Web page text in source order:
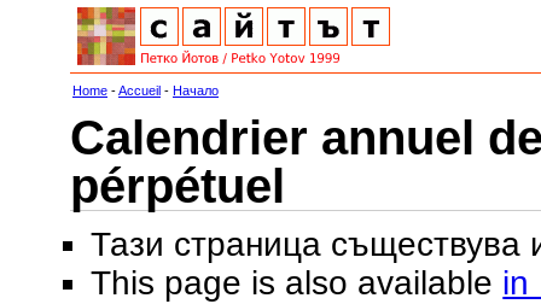
Home -Accueil - Начало
Calendrier annuel
pérpétuel
Тази страница съществува
This page is also available in